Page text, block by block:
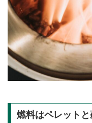
燃料はペレット